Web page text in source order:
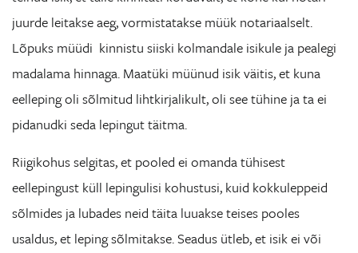
juurde leitakse aeg, vormistatakse müük notariaalselt.
Lõpuks müüdi kinnistu siiski kolmandale isikule ja pealegi
madalama hinnaga. Maatüki müünud isik väitis, et kuna
eelleping oli sõlmitud lihtkirjalikult, oli see tühine ja ta ei
pidanudki seda lepingut täitma.
Riigikohus selgitas, et pooled ei omanda tühisest
eellepingust küll lepingulisi kohustusi, kuid kokkuleppeid
sõlmides ja lubades neid täita luuakse teises pooles
usaldus, et leping sõlmitakse. Seadus ütleb, et isik ei või